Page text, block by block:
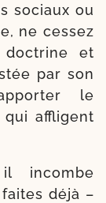
sociaux ou
ne ces­sez
et
par son
le
affligent
incombe
déjà –